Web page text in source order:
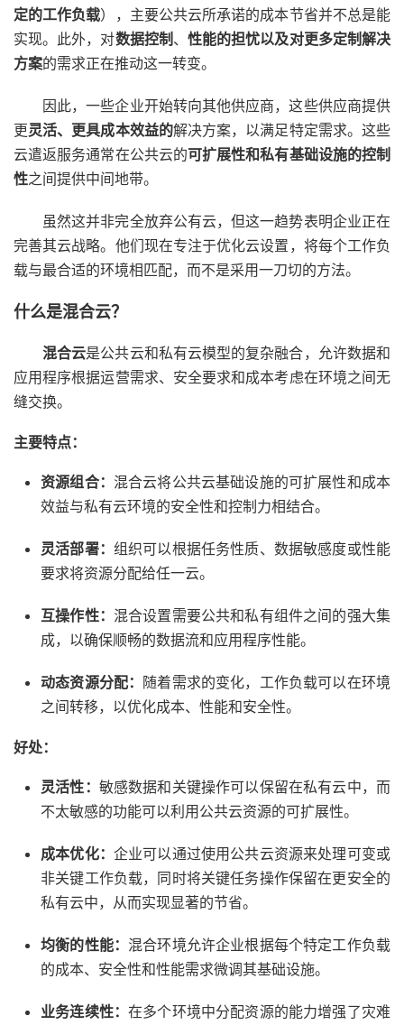
定的工作负载），主要公共云所承诺的成本节省并不总是能
实现。此外，对数据控制 、 性能的担忧以及对更多定制解决
方案的需求正在推动这一转变。
因此，一些企业开始转向其他供应商，这些供应商提供
更灵活、更具成本效益的解决方案，以满足特定需求。这些
云遣返服务通常在公共云的可扩展性和私有基础设施的控制
性之间提供中间地带。
虽然这并非完全放弃公有云，但这一趋势表明企业正在
完善其云战略。他们现在专注于优化云设置，将每个工作负
载与最合适的环境相匹配，而不是采用一刀切的方法。
什么是混合云？
混合云是公共云和私有云模型的复杂融合，允许数据和
应用程序根据运营需求、安全要求和成本考虑在环境之间无
缝交换。
主要特点：
资源组合： 混合云将公共云基础设施的可扩展性和成本
效益与私有云环境的安全性和控制力相结合。
灵活部署： 组织可以根据任务性质、数据敏感度或性能
要求将资源分配给任一云。
互操作性： 混合设置需要公共和私有组件之间的强大集
成，以确保顺畅的数据流和应用程序性能。
动态资源分配： 随着需求的变化，工作负载可以在环境
之间转移，以优化成本、性能和安全性。
好处：
灵活性： 敏感数据和关键操作可以保留在私有云中，而
不太敏感的功能可以利用公共云资源的可扩展性。
成本优化： 企业可以通过使用公共云资源来处理可变或
非关键工作负载，同时将关键任务操作保留在更安全的
私有云中，从而实现显著的节省。
均衡的性能： 混合环境允许企业根据每个特定工作负载
的成本、安全性和性能需求微调其基础设施。
业务连续性：在多个环境中分配资源的能力增强了灾难